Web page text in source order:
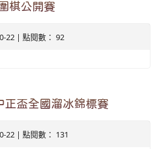
棋公開賽
22 | 點閱數： 92
盃全國溜冰錦標賽
22 | 點閱數： 131